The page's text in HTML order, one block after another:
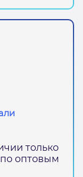
только
оптовым